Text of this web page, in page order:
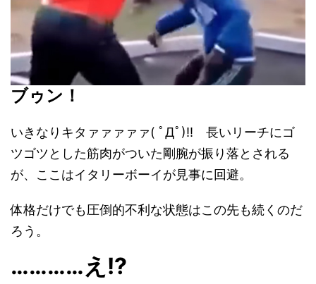
ブゥン！
いきなりキタァァァァァ( ﾟДﾟ)!! 長いリーチにゴ
ツゴツとした筋肉がついた剛腕が振り落とされる
が、ここはイタリーボーイが見事に回避。
体格だけでも圧倒的不利な状態はこの先も続くのだ
ろう。
…………え!?